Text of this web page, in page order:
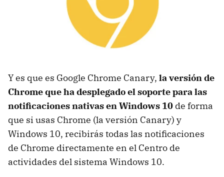
Y es que es Google Chrome Canary, la versión de
Chrome que ha desplegado el soporte para las
notificaciones nativas en Windows 10 de forma
que si usas Chrome (la versión Canary) y
Windows 10, recibirás todas las notificaciones
de Chrome directamente en el Centro de
actividades del sistema Windows 10.